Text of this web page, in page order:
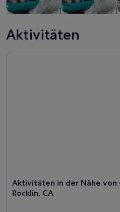
Bootstouren
Tagesausflüge
Aktivitäten
Aktivitäten in der Nähe von
Rocklin, CA